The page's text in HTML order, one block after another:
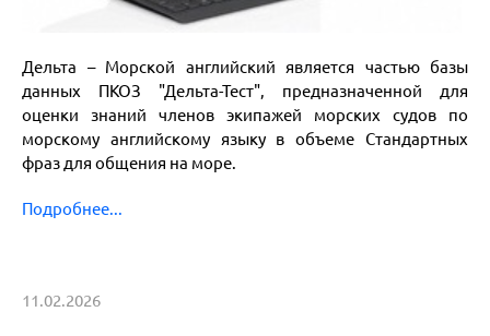
Дельта – Морской английский является частью базы
данных ПКОЗ "Дельта-Тест", предназначенной для
оценки знаний членов экипажей морских судов по
морскому английскому языку в объеме Стандартных
фраз для общения на море.
Подробнее...
11.02.2026